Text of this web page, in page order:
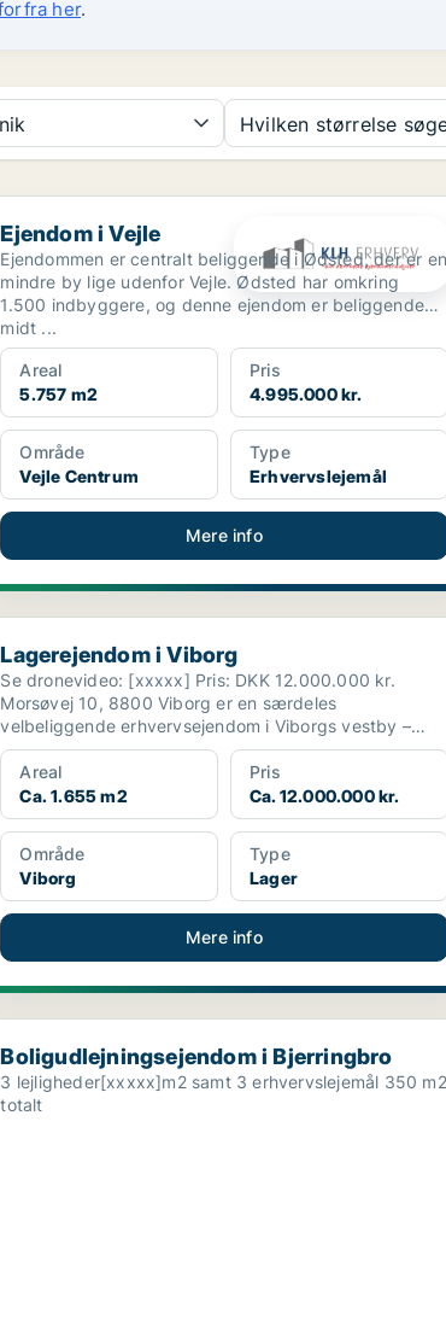
her.
Hvilken størrelse
i Vejle
Ejendom i Vejle
Ejendommen er centralt beliggende i Ødsted, der er en
mindre by lige udenfor Vejle. Ødsted har omkring
1.500 indbyggere, og denne ejendom er beliggende
midt ...
Areal
5.757 m2
Pris
4.995.000 kr.
Område
Vejle Centrum
Type
Erhvervslejemål
Mere info
i Viborg
Lagerejendom i Viborg
Se dronevideo: [xxxxx] Pris: DKK 12.000.000 kr.
Morsøvej 10, 8800 Viborg er en særdeles
velbeliggende erhvervsejendom i Viborgs vestby –
strategisk pla...
Areal
Ca. 1.655 m2
Pris
Ca. 12.000.000 kr.
Område
Viborg
Type
Lager
Mere info
i Bjerringbro
Boligudlejningsejendom i Bjerringbro
3 lejligheder[xxxxx]m2 samt 3 erhvervslejemål 350 m2
totalt